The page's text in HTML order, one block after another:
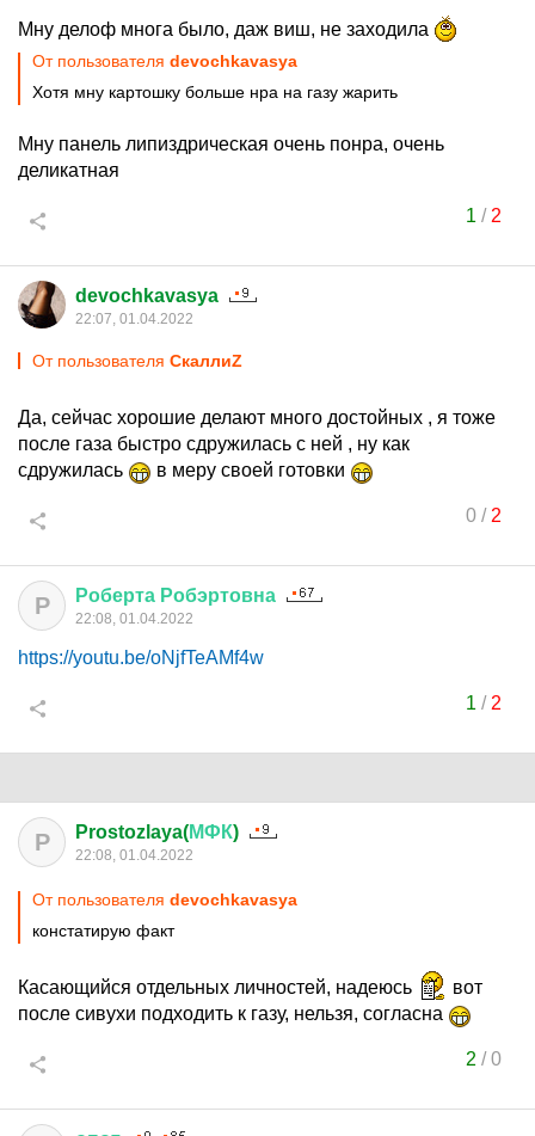
Мну делоф многа было, даж виш, не заходила
От пользователя devochkavasya
Хотя мну картошку больше нра на газу жарить
Мну панель липиздрическая очень понра, очень
деликатная
1 / 2
devochkavasya
22:07, 01.04.2022
От пользователя СкаллиZ
Да, сейчас хорошие делают много достойных , я тоже
после газа быстро сдружилась с ней , ну как
сдружилась
в меру своей готовки
0/ 2
Р Роберта Робэртовна
22:08, 01.04.2022
https://youtu.be/oNjfTeAMf4w
1 / 2
P Prostozlaya(МФК)
22:08, 01.04.2022
От пользователя devochkavasya
констатирую факт
Касающийся отдельных личностей, надеюсь
вот
после сивухи подходить к газу, нельзя, согласна
2 /0